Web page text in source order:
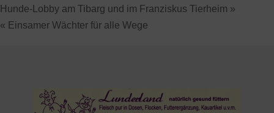
Hunde-Lobby am Tibarg und im Franziskus Tierheim »
« Einsamer Wächter für alle Wege